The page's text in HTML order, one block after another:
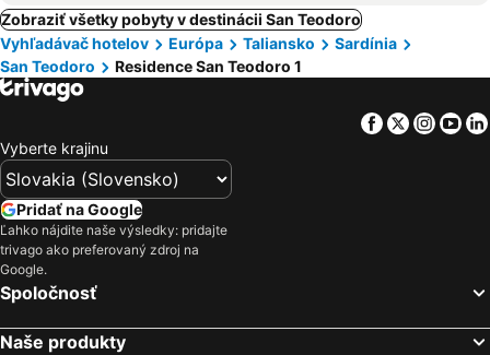
Zobraziť všetky pobyty v destinácii San Teodoro
Vyhľadávač hotelov
Európa Taliansko
Sardínia
San Teodoro
Residence San Teodoro 1
Facebook
Twitter
Vyberte krajinu
Pridať na Google
Ľahko nájdite naše výsledky: pridajte
trivago ako preferovaný zdroj na
Google.
Spoločnosť
Naše produkty